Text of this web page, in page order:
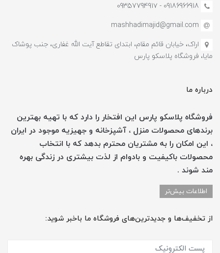
09186966918 - 0935779491۷
mashhadimajid@gmail.com
اراک، خیابان قائم مقام، ابتدای تقاطع آیت الله غفاری، جنب پوشاک
مایا، فروشگاه پلاسکو پارس
درباره ما
فروشگاه پلاسکو پارس این افتخار را دارد که با تهیه بهترین
برندهای محصولات منزل ، آشپزخانه و جهیزیه موجود در ایران
، این امکان را به مشتریان محترم بدهد که با انتخاب
محصولات باکیفیت و بادوام از لذت بیشتری در زندگی بهره
مند شوند .
اطلاعات بیش‌تر
از تخفیف‌ها و جدیدترین‌های فروشگاه ما باخبر شوید: